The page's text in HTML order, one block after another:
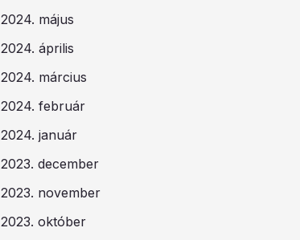
2024. május
2024. április
2024. március
2024. február
2024. január
2023. december
2023. november
2023. október